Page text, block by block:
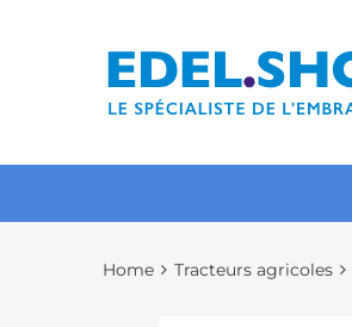
Home Tracteurs agricoles